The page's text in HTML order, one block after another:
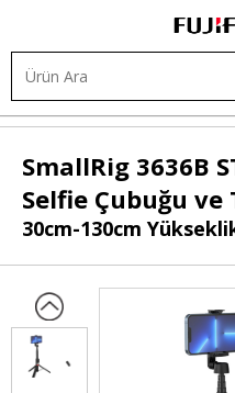
SmallRig 3636B
Selfie Çubuğu ve
30cm-130cm